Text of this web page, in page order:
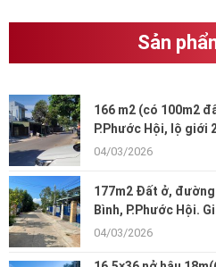
Sản
166 m2 (có 100m2
P.Phước Hội, lộ giới
04/03/2026
177m2 Đất ở,
Bình, P.Phước Hội.
04/03/2026